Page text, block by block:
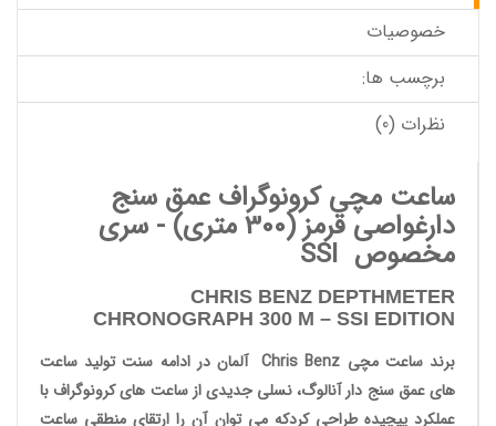
خصوصیات
برچسب ها:
نظرات (0)
ساعت مچی کرونوگراف عمق سنج
دارغواصی قرمز(300 متری) - سری
مخصوص SSI
CHRIS BENZ DEPTHMETER
CHRONOGRAPH 300 M – SSI EDITION
برند ساعت مچی Chris Benzآلمان در ادامه سنت تولید ساعت
های عمق سنج دار آنالوگ، نسلی جدیدی ازساعت های کرونوگرافبا
عملکرد پیچیده طراحی کردکه می توان آن را ارتقای منطقی ساعت